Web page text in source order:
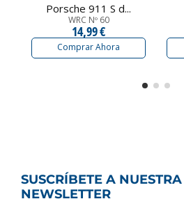
Porsche 911 S d...
WRC Nº 60
14,99 €
Comprar Ahora
SUSCRÍBETE A NUESTRA
NEWSLETTER